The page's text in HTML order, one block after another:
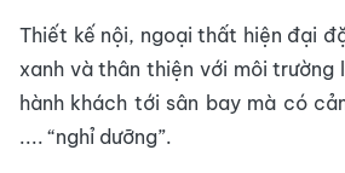
Thiết kế nội, ngoại thất hiện đại
xanh và thân thiện với môi trường
hành khách tới sân bay mà có
.... “nghỉ dưỡng”.